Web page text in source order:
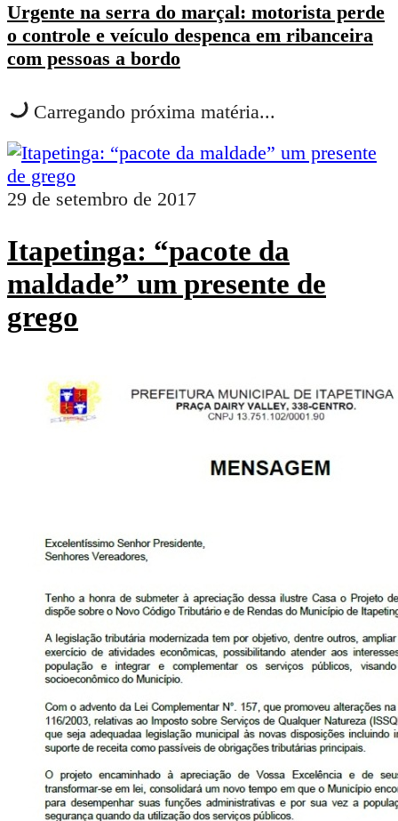
Urgente na serra do marçal: motorista perde
o controle e veículo despenca em ribanceira
com pessoas a bordo
Carregando próxima matéria...
29 de setembro de 2017
Itapetinga: “pacote da
maldade” um presente de
grego